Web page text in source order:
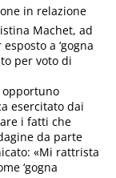
in relazione
Machet, ad
a ‘gogna
per voto di
opportuno
esercitato dai
i fatti che
da parte
«Mi rattrista
‘gogna